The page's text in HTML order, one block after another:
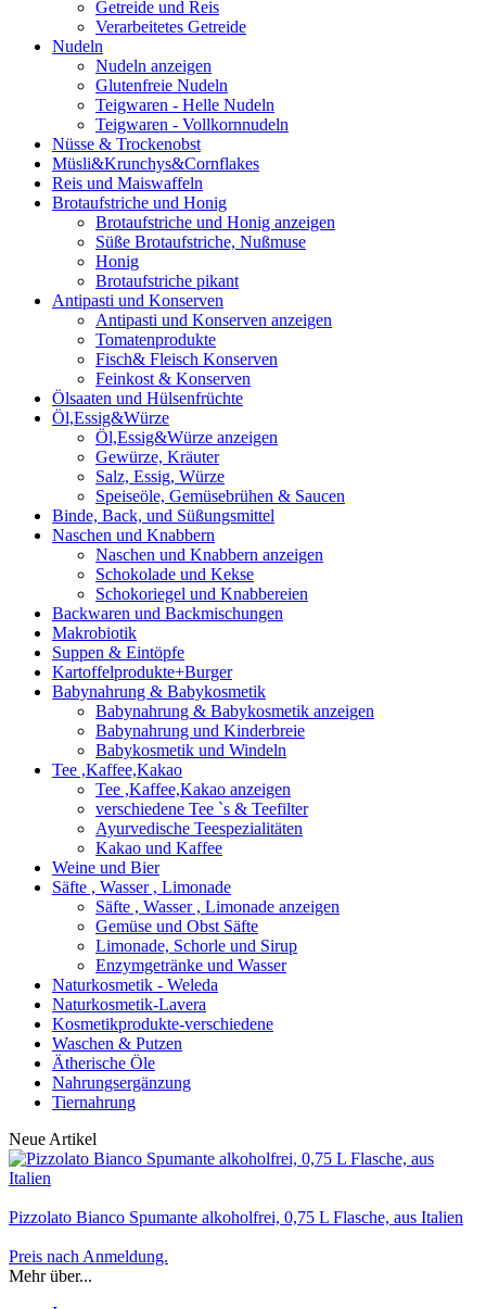
Getreide und Reis
Verarbeitetes Getreide
Nudeln
Nudeln anzeigen
Glutenfreie Nudeln
Teigwaren - Helle Nudeln
Teigwaren - Vollkornnudeln
Nüsse & Trockenobst
Müsli&Krunchys&Cornflakes
Reis und Maiswaffeln
Brotaufstriche und Honig
Brotaufstriche und Honig anzeigen
Süße Brotaufstriche, Nußmuse
Honig
Brotaufstriche pikant
Antipasti und Konserven
Antipasti und Konserven anzeigen
Tomatenprodukte
Fisch& Fleisch Konserven
Feinkost & Konserven
Ölsaaten und Hülsenfrüchte
Öl,Essig&Würze
Öl,Essig&Würze anzeigen
Gewürze, Kräuter
Salz, Essig, Würze
Speiseöle, Gemüsebrühen & Saucen
Binde, Back, und Süßungsmittel
Naschen und Knabbern
Naschen und Knabbern anzeigen
Schokolade und Kekse
Schokoriegel und Knabbereien
Backwaren und Backmischungen
Makrobiotik
Suppen & Eintöpfe
Kartoffelprodukte+Burger
Babynahrung & Babykosmetik
Babynahrung & Babykosmetik anzeigen
Babynahrung und Kinderbreie
Babykosmetik und Windeln
Tee ,Kaffee,Kakao
Tee ,Kaffee,Kakao anzeigen
verschiedene Tee `s & Teefilter
Ayurvedische Teespezialitäten
Kakao und Kaffee
Weine und Bier
Säfte , Wasser , Limonade
Säfte , Wasser , Limonade anzeigen
Gemüse und Obst Säfte
Limonade, Schorle und Sirup
Enzymgetränke und Wasser
Naturkosmetik - Weleda
Naturkosmetik-Lavera
Kosmetikprodukte-verschiedene
Waschen & Putzen
Ätherische Öle
Nahrungsergänzung
Tiernahrung
Neue Artikel
Pizzolato Bianco Spumante alkoholfrei, 0,75 L Flasche, aus Italien
Preis nach Anmeldung.
Mehr über...